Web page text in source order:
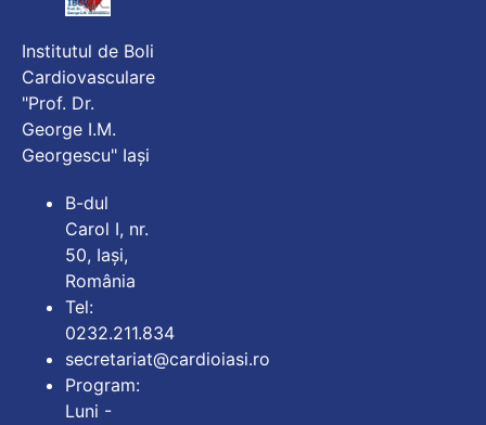
Institutul de Boli
Cardiovasculare
"Prof. Dr.
George I.M.
Georgescu" Iași
B-dul
Carol I, nr.
50, Iași,
România
Tel:
0232.211.834
secretariat@cardioiasi.ro
Program:
Luni -